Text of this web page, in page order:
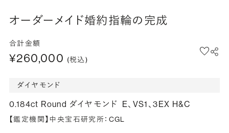
オーダーメイド婚約指輪の完成
合計金額
¥260,000 (税込)
ダイヤモンド
0.184ct Round ダイヤモンド E、VS1、3EX H&C
【鑑定機関】中央宝石研究所：CGL